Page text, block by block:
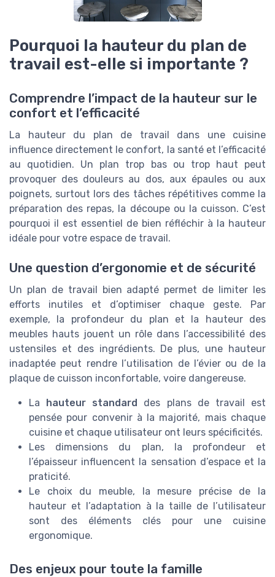
Pourquoi la hauteur du plan de
travail est-elle si importante ?
Comprendre l’impact de la hauteur sur le
confort et l’efficacité
La hauteur du plan de travail dans une cuisine
influence directement le confort, la santé et l’efficacité
au quotidien. Un plan trop bas ou trop haut peut
provoquer des douleurs au dos, aux épaules ou aux
poignets, surtout lors des tâches répétitives comme la
préparation des repas, la découpe ou la cuisson. C’est
pourquoi il est essentiel de bien réfléchir à la hauteur
idéale pour votre espace de travail.
Une question d’ergonomie et de sécurité
Un plan de travail bien adapté permet de limiter les
efforts inutiles et d’optimiser chaque geste. Par
exemple, la profondeur du plan et la hauteur des
meubles hauts jouent un rôle dans l’accessibilité des
ustensiles et des ingrédients. De plus, une hauteur
inadaptée peut rendre l’utilisation de l’évier ou de la
plaque de cuisson inconfortable, voire dangereuse.
La hauteur standard
des plans de travail est
pensée pour convenir à la majorité, mais chaque
cuisine et chaque utilisateur ont leurs spécificités.
Les dimensions du plan, la profondeur et
l’épaisseur influencent la sensation d’espace et la
praticité.
Le choix du meuble, la mesure précise de la
hauteur et l’adaptation à la taille de l’utilisateur
sont des éléments clés pour une cuisine
ergonomique.
Des enjeux pour toute la famille